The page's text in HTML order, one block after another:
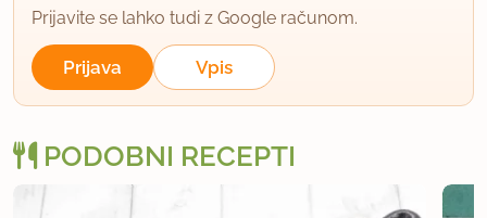
Prijavite se lahko tudi z Google računom.
Prijava Vpis
PODOBNI RECEPTI